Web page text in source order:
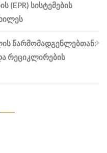
სისტემების
წარმომადგენლებთან:
რეციკლირების